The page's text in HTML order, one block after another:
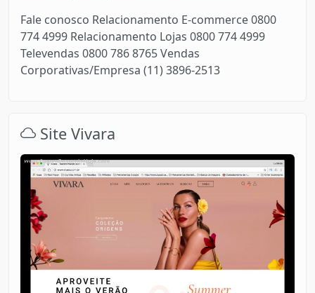
Fale conosco Relacionamento E-commerce 0800
774 4999 Relacionamento Lojas 0800 774 4999
Televendas 0800 786 8765 Vendas
Corporativas/Empresa (11) 3896-2513
Site Vivara